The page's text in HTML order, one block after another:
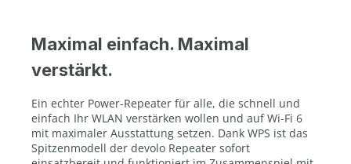
Maximal einfach. Maximal
verstärkt.
Ein echter Power-Repeater für alle, die schnell und
einfach Ihr WLAN verstärken wollen und auf Wi-Fi 6
mit maximaler Ausstattung setzen. Dank WPS ist das
Spitzenmodell der devolo Repeater sofort